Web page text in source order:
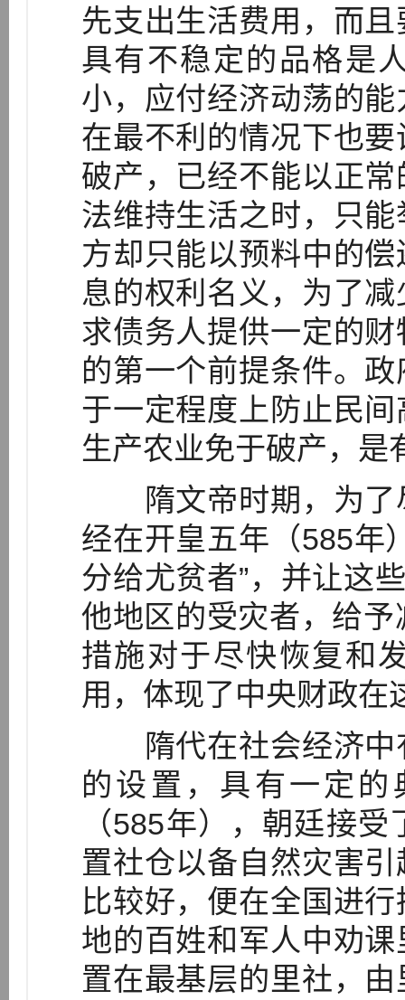
先支出生活费用，而
具有不稳定的品格是
小，应付经济动荡的
在最不利的情况下也
破产，已经不能以正
法维持生活之时，只
方却只能以预料中的
息的权利名义，为了
求债务人提供一定的
的第一个前提条件。
于一定程度上防止民
生产农业免于破产，是
隋文帝时期，为了
经在开皇五年（585年
分给尤贫者”，并让这
他地区的受灾者，给
措施对于尽快恢复和
用，体现了中央财政在
隋代在社会经济中
的设置，具有一定
（585年），朝廷接
置社仓以备自然灾害
比较好，便在全国进
地的百姓和军人中劝
置在最基层的里社，